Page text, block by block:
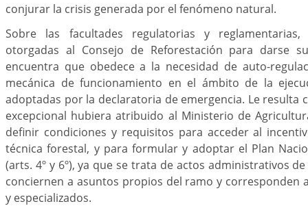
conjurar la crisis generada por el fenómeno natural.
Sobre las facultades regulatorias y reglamentarias,
otorgadas al Consejo de Reforestación para darse
encuentra que obedece a la necesidad de auto-
mecánica de funcionamiento en el ámbito de la
adoptadas por la declaratoria de emergencia. Le resulta
excepcional hubiera atribuido al Ministerio de
definir condiciones y requisitos para acceder al
técnica forestal, y para formular y adoptar el Plan
(arts. 4º y 6º), ya que se trata de actos administrativos
conciernen a asuntos propios del ramo y corresponden
y especializados.